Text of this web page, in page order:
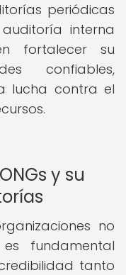
periódicas
interna
fortalecer su
confiables,
lucha contra el
y su
no
es fundamental
tanto